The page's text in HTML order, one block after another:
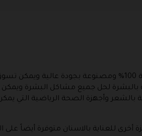
تتميز جميع منتجات ويكسانا أنها أصلية 100%
بالبشرة لحل جميع مشاكل البشرة
بالشعر وأجهزة الصحة الرياضية
أخرى للعناية بالاسنان متوفرة أيضاً